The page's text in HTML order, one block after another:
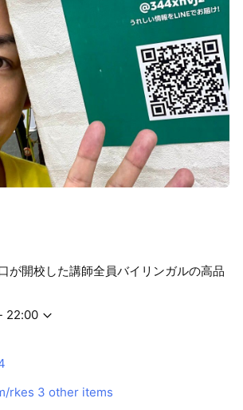
が開校した講師全員バイリンガルの高品
22:00
rkes 3 other items